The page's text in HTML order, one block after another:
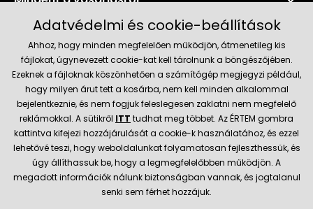
Szerviz és támogatás
Aktuális információk
Szállítás és fizetési módok
Megbízható kereskedő
Adatvédelmi és cookie-beállítások
Ahhoz, hogy minden megfelelően működjön, átmenetileg kis
fájlokat, úgynevezett cookie-kat kell tárolnunk a böngészőjében.
Ezeknek a fájloknak köszönhetően a számítógép megjegyzi például,
hogy milyen árut tett a kosárba, nem kell minden alkalommal
bejelentkeznie, és nem fogjuk feleslegesen zaklatni nem megfelelő
reklámokkal. A sütikről ITT tudhat meg többet. Az ÉRTEM gombra
kattintva kifejezi hozzájárulását a cookie-k használatához, és ezzel
lehetővé teszi, hogy weboldalunkat folyamatosan fejleszthessük, és
úgy állíthassuk be, hogy a legmegfelelőbben működjön. A
megadott információk nálunk biztonságban vannak, és jogtalanul
senki sem férhet hozzájuk.